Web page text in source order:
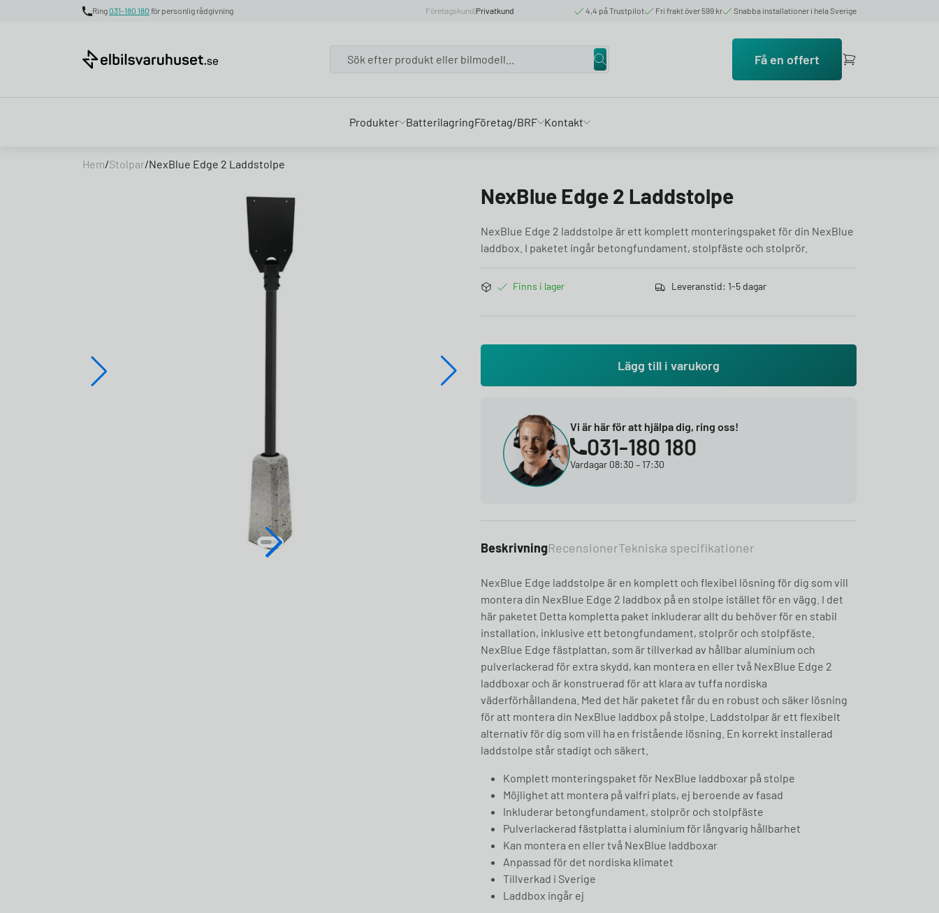
Ring031-180 180 för personlig rådgivning Företagskund|Privatkund 4,4 på Trustpilot Fri frakt över 599 kr Snabba installationer i hela Sverige
Få en offert
Produkter BatterilagringFöretag/BRF Kontakt
Hem/Stolpar/NexBlue Edge 2 Laddstolpe
NexBlue Edge 2 Laddstolpe
NexBlue Edge 2 laddstolpe är ett komplett monteringspaket för din NexBlue
laddbox. I paketet ingår betongfundament, stolpfäste och stolprör.
Finns i lager Leveranstid: 1-5 dagar
Lägg till i varukorg
Vi är här för att hjälpa dig, ring oss!
031-180 180
Vardagar 08:30 – 17:30
BeskrivningRecensionerTekniska specifikationer
NexBlue Edge laddstolpe är en komplett och flexibel lösning för dig som vill
montera din NexBlue Edge 2 laddbox på en stolpe istället för en vägg. I det
här paketet Detta kompletta paket inkluderar allt du behöver för en stabil
installation, inklusive ett betongfundament, stolprör och stolpfäste.
NexBlue Edge fästplattan, som är tillverkad av hållbar aluminium och
pulverlackerad för extra skydd, kan montera en eller två NexBlue Edge 2
laddboxar och är konstruerad för att klara av tuffa nordiska
väderförhållandena. Med det här paketet får du en robust och säker lösning
för att montera din NexBlue laddbox på stolpe. Laddstolpar är ett flexibelt
alternativ för dig som vill ha en fristående lösning. En korrekt installerad
laddstolpe står stadigt och säkert.
Komplett monteringspaket för NexBlue laddboxar på stolpe
Möjlighet att montera på valfri plats, ej beroende av fasad
Inkluderar betongfundament, stolprör och stolpfäste
Pulverlackerad fästplatta i aluminium för långvarig hållbarhet
Kan montera en eller två NexBlue laddboxar
Anpassad för det nordiska klimatet
Tillverkad i Sverige
Laddbox ingår ej